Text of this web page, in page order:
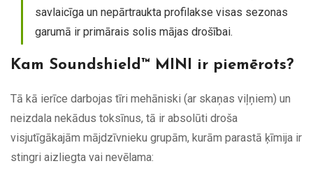
savlaicīga un nepārtraukta profilakse visas sezonas
garumā ir primārais solis mājas drošībai.
Kam Soundshield™ MINI ir piemērots?
Tā kā ierīce darbojas tīri mehāniski (ar skaņas viļņiem) un
neizdala nekādus toksīnus, tā ir absolūti droša
visjutīgākajām mājdzīvnieku grupām, kurām parastā ķīmija ir
stingri aizliegta vai nevēlama: